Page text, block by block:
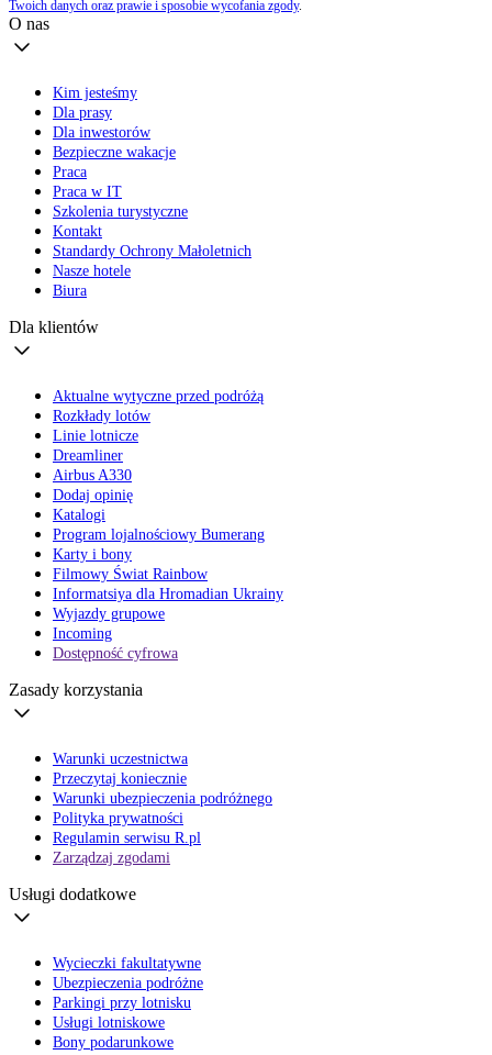
Twoich danych oraz prawie i sposobie wycofania zgody.
O nas
Kim jesteśmy
Dla prasy
Dla inwestorów
Bezpieczne wakacje
Praca
Praca w IT
Szkolenia turystyczne
Kontakt
Standardy Ochrony Małoletnich
Nasze hotele
Biura
Dla klientów
Aktualne wytyczne przed podróżą
Rozkłady lotów
Linie lotnicze
Dreamliner
Airbus A330
Dodaj opinię
Katalogi
Program lojalnościowy Bumerang
Karty i bony
Filmowy Świat Rainbow
Informatsiya dla Hromadian Ukrainy
Wyjazdy grupowe
Incoming
Dostępność cyfrowa
Zasady korzystania
Warunki uczestnictwa
Przeczytaj koniecznie
Warunki ubezpieczenia podróżnego
Polityka prywatności
Regulamin serwisu R.pl
Zarządzaj zgodami
Usługi dodatkowe
Wycieczki fakultatywne
Ubezpieczenia podróżne
Parkingi przy lotnisku
Usługi lotniskowe
Bony podarunkowe